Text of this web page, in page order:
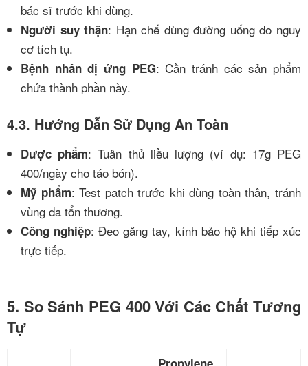
bác sĩ trước khi dùng.
Người suy thận: Hạn chế dùng đường uống do nguy
cơ tích tụ.
Bệnh nhân dị ứng PEG: Cần tránh các sản phẩm
chứa thành phần này.
4.3. Hướng Dẫn Sử Dụng An Toàn
Dược phẩm: Tuân thủ liều lượng (ví dụ: 17g PEG
400/ngày cho táo bón).
Mỹ phẩm: Test patch trước khi dùng toàn thân, tránh
vùng da tổn thương.
Công nghiệp: Đeo găng tay, kính bảo hộ khi tiếp xúc
trực tiếp.
5. So Sánh PEG 400 Với Các Chất Tương
Tự